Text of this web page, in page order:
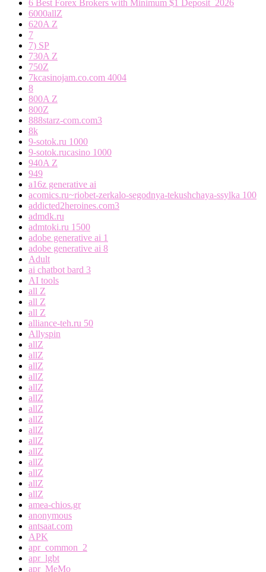
6 Best Forex Brokers with Minimum $1 Deposit ️ 2026
6000allZ
620A Z
7
7) SP
730A Z
750Z
7kcasinojam.co.com 4004
8
800A Z
800Z
888starz-com.com3
8k
9-sotok.ru 1000
9-sotok.rucasino 1000
940A Z
949
a16z generative ai
acomics.ru~riobet-zerkalo-segodnya-tekushchaya-ssylka 100
addicted2heroines.com3
admdk.ru
admtoki.ru 1500
adobe generative ai 1
adobe generative ai 8
Adult
ai chatbot bard 3
AI tools
all Z
all Z
all Z
alliance-teh.ru 50
Allyspin
allZ
allZ
allZ
allZ
allZ
allZ
allZ
allZ
allZ
allZ
allZ
allZ
allZ
allZ
allZ
amea-chios.gr
anonymous
antsaat.com
APK
apr_common_2
apr_lgbt
apr_MeMo